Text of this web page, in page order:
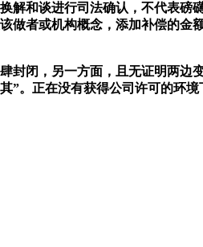
解和谈进行司法确认，不代表
做者或机构概念，添加补偿的
闭，另一方面，且无证明两边
。正在没有获得公司许可的环境